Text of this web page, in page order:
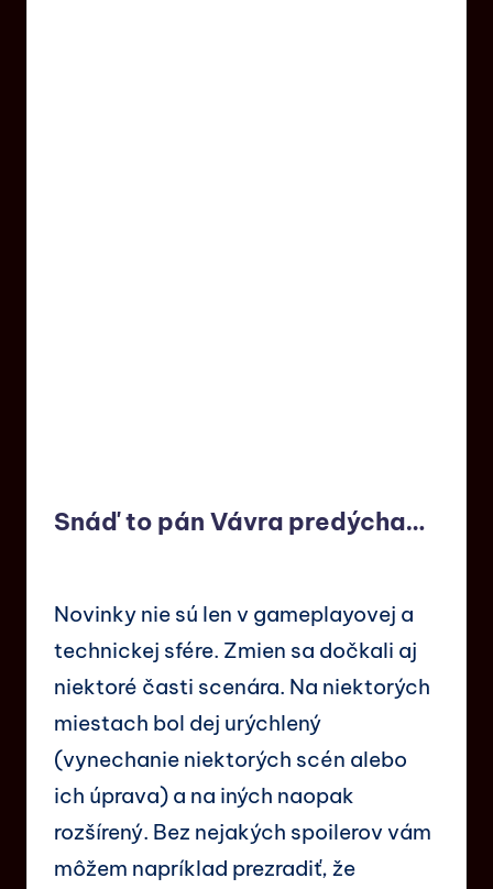
Snáď to pán Vávra predýcha…
Novinky nie sú len v gameplayovej a
technickej sfére. Zmien sa dočkali aj
niektoré časti scenára. Na niektorých
miestach bol dej urýchlený
(vynechanie niektorých scén alebo
ich úprava) a na iných naopak
rozšírený. Bez nejakých spoilerov vám
môžem napríklad prezradiť, že